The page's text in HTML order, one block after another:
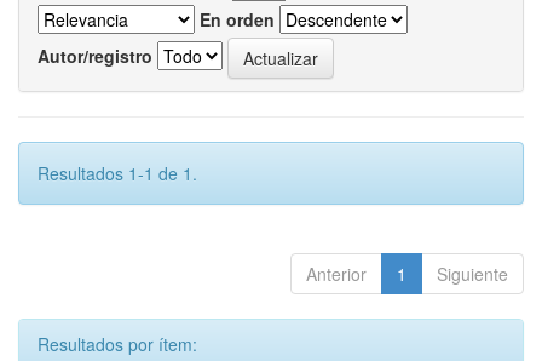
En orden
Autor/registro
Resultados 1-1 de 1.
Anterior 1 Siguiente
Resultados por ítem: